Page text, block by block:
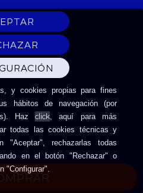
y cookies propias para fines
hábitos de navegación (por
Hazclick, aquí para más
todas las cookies técnicas y
"Aceptar", rechazarlas todas
en el botón "Rechazar" o
"Configurar".